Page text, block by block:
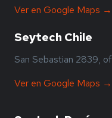
Ver en Google Maps →
Seytech Chile
San Sebastian 2839,
Ver en Google Maps →